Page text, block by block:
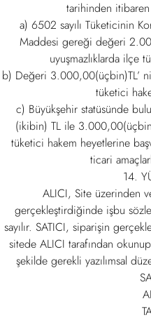
tarihinden
a) 6502 sayılı Tüketicinin
Maddesi gereği değeri
uyuşmazlıklarda ilçe
b) Değeri 3.000,00(üçbin)TL’
tüketici
c) Büyükşehir statüsünde
(ikibin) TL ile
tüketici hakem heyetlerine
ticari
14.
ALICI, Site üzerinden
gerçekleştirdiğinde işbu
sayılır. SATICI, siparişin
sitede ALICI tarafından
şekilde gerekli yazılımsal